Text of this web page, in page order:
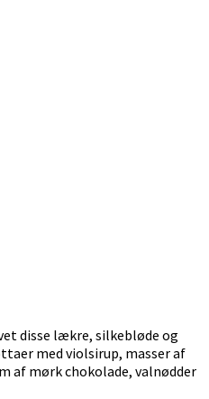
disse lækre, silkebløde og
med violsirup, masser af
af mørk chokolade, valnødder